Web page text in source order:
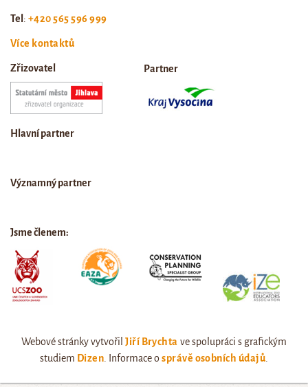
Tel: +420 565 596 999
Více kontaktů
Zřizovatel Partner
Hlavní partner
Významný partner
Jsme členem:
Webové stránky vytvořilJiří Brychta ve spolupráci s grafickým
studiem Dizen . Informace osprávě osobních údajů